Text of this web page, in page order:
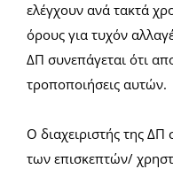
ελέγχουν ανά τακτά
όρους για τυχόν
ΔΠ συνεπάγεται ότι
τροποποιήσεις αυτών.
Ο διαχειριστής της ΔΠ
των επισκεπτών/